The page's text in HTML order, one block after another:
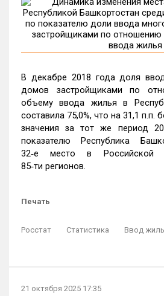
В декабре 2018 года доля
домов застройщиками по
объему ввода жилья в
составила 75,0%, что на 31,1 п.п.
значения за тот же период
показателю Республика
32‑е место в Российской
85‑ти регионов.
Печать
Росстат Статистика Ввод
21 октября 2025 17:35